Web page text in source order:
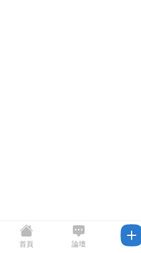
首頁 論壇